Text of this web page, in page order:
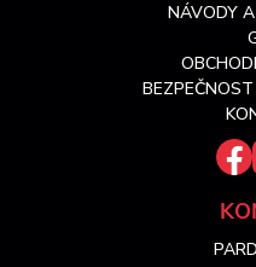
NÁVODY